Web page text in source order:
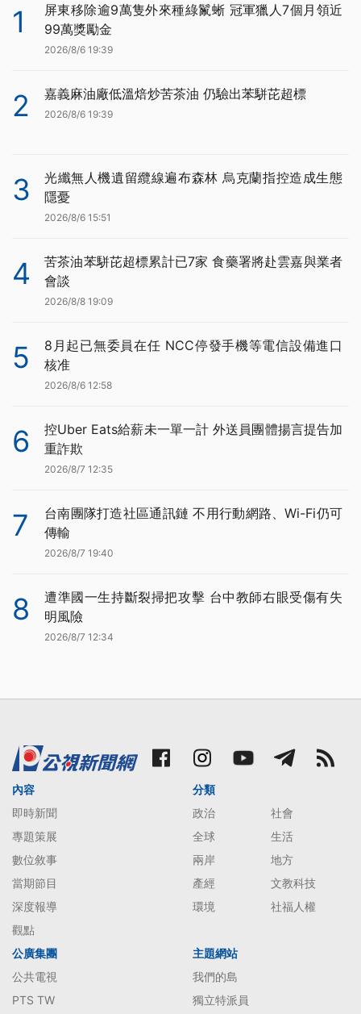
1
屏東移除逾9萬隻外來種綠鬣蜥 冠軍獵人7個月領近
99萬獎勵金
2026/8/6 19:39
2 嘉義麻油廠低溫焙炒苦茶油 仍驗出苯駢芘超標
2026/8/6 19:39
3
光纖無人機遺留纜線遍布森林 烏克蘭指控造成生態
隱憂
2026/8/6 15:51
4
苦茶油苯駢芘超標累計已7家 食藥署將赴雲嘉與業者
會談
2026/8/8 19:09
5
8月起已無委員在任 NCC停發手機等電信設備進口
核准
2026/8/6 12:58
6
控Uber Eats給薪未一單一計 外送員團體揚言提告加
重詐欺
2026/8/7 12:35
7
台南團隊打造社區通訊鏈 不用行動網路、Wi-Fi仍可
傳輸
2026/8/7 19:40
8
遭準國一生持斷裂掃把攻擊 台中教師右眼受傷有失
明風險
2026/8/7 12:34
內容
即時新聞
專題策展
數位敘事
當期節目
深度報導
觀點
分類
政治
社會
全球
生活
兩岸
地方
產經
文教科技
環境
社福人權
公廣集團
公共電視
PTS TW
主題網站
我們的島
獨立特派員